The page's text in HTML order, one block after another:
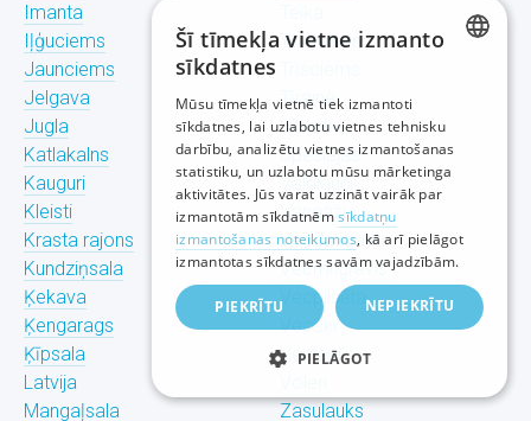
Imanta
Iļģuciems
Jaunciems
Jelgava
Jugla
Katlakalns
Kauguri
Kleisti
Krasta rajons
Kundziņsala
Ķekava
Ķengarags
Ķīpsala
Latvija
Mangaļsala
Torņakalns
Tīraine
Ulbroka
Upeslejas
Valdlauči
Vangaži
Vecdaugava
Vecmīlgrāvis
Vecpilsēta
Vecāķi
Ventspils
Zasulauks
RUSSIAN
ENGLISH
Šī tīmekļa vietne izmanto
sīkdatnes
Mūsu tīmekļa vietnē tiek izmantoti
sīkdatnes, lai uzlabotu vietnes tehnisku
darbību, analizētu vietnes izmantošanas
statistiku, un uzlabotu mūsu mārketinga
aktivitātes. Jūs varat uzzināt vairāk par
izmantotām sīkdatnēmsīkdatņu
izmantošanas noteikumos, kā arī pielāgot
izmantotas sīkdatnes savām vajadzībām.
PIEKRĪTU NEPIEKRĪTU
PIELĀGOT